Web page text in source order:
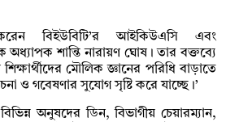
বিইউবিটি’র আইকিউএসি এবং
শান্তি নারায়ণ ঘোষ। তার বক্তব্যে
মৌলিক জ্ঞানের পরিধি বাড়াতে
ও গবেষণার সুযোগ সৃষ্টি করে যাচ্ছে।’
বিভিন্ন অনুষদের ডিন, বিভাগীয় চেয়ারম্যান,